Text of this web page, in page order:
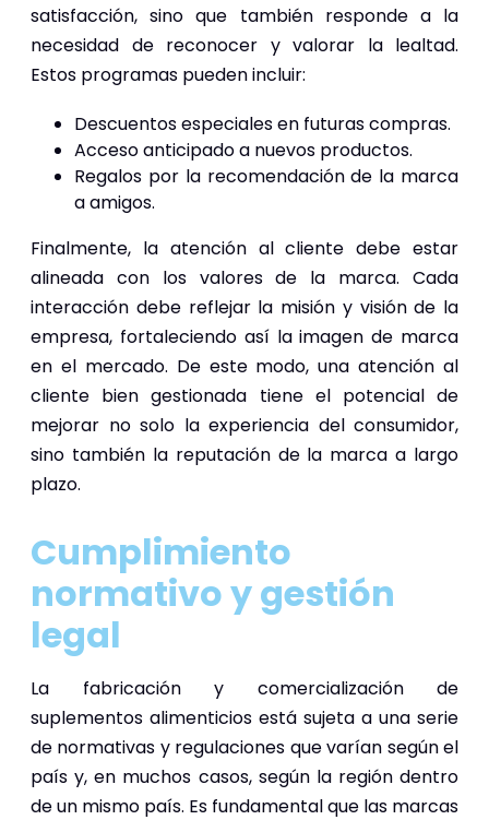
satisfacción, sino que también responde a la
necesidad de reconocer y valorar la lealtad.
Estos programas pueden incluir:
Descuentos especiales en futuras compras.
Acceso anticipado a nuevos productos.
Regalos por la recomendación de la marca
a amigos.
Finalmente, la atención al cliente debe estar
alineada con los valores de la marca. Cada
interacción debe reflejar la misión y visión de la
empresa, fortaleciendo así la imagen de marca
en el mercado. De este modo, una atención al
cliente bien gestionada tiene el potencial de
mejorar no solo la experiencia del consumidor,
sino también la reputación de la marca a largo
plazo.
Cumplimiento
normativo y gestión
legal
La fabricación y comercialización de
suplementos alimenticios está sujeta a una serie
de normativas y regulaciones que varían según el
país y, en muchos casos, según la región dentro
de un mismo país. Es fundamental que las marcas